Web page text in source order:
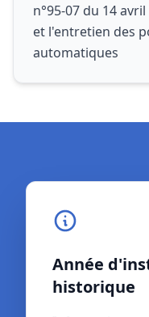
n°95-07 du 14
et l'entretien des
automatiques
Année
historique
Référentiel
garanties